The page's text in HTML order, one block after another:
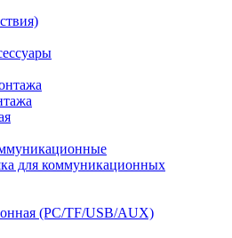
для коммуникационных
(PC/TF/USB/AUX)